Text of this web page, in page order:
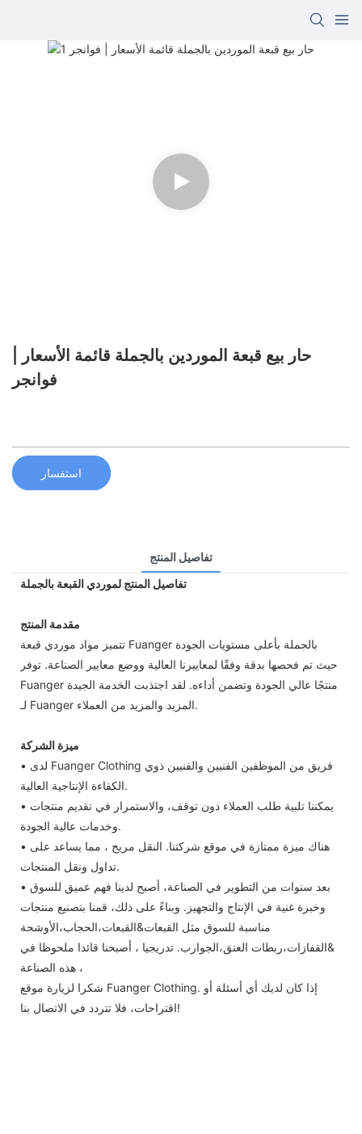
حار بيع قبعة الموردين بالجملة قائمة الأسعار |
فوانجر
استفسار
تفاصيل المنتج
تفاصيل المنتج لموردي القبعة بالجملة
مقدمة المنتج
تتميز مواد موردي قبعة Fuanger بالجملة بأعلى مستويات الجودة
حيث تم فحصها بدقة وفقًا لمعاييرنا العالية ووضع معايير الصناعة. توفر
Fuanger منتجًا عالي الجودة وتضمن أداءه. لقد اجتذبت الخدمة الجيدة
لـ Fuanger المزيد والمزيد من العملاء.
ميزة الشركة
• لدى Fuanger Clothing فريق من الموظفين الفنيين والفنيين ذوي
الكفاءة الإنتاجية العالية.
• يمكننا تلبية طلب العملاء دون توقف، والاستمرار في تقديم منتجات
وخدمات عالية الجودة.
• هناك ميزة ممتازة في موقع شركتنا. النقل مريح ، مما يساعد على
تداول ونقل المنتجات.
• بعد سنوات من التطوير في الصناعة، أصبح لدينا فهم عميق للسوق
وخبرة غنية في الإنتاج والتجهيز. وبناءً على ذلك، قمنا بتصنيع منتجات
مناسبة للسوق مثل القبعات&القبعات،الحجاب،الأوشحة
&القفازات،ربطات العنق،الجوارب. تدريجيا ، أصبحنا قائدا ملحوظا في
هذه الصناعة ،
شكرا لزيارة موقع Fuanger Clothing. إذا كان لديك أي أسئلة أو
اقتراحات، فلا تتردد في الاتصال بنا!